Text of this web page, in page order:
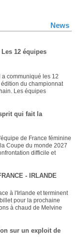
News
12 équipes
communiqué les 12
du championnat
Les équipes
qui fait la
de France féminine
Coupe du monde 2027
difficile et
- IRLANDE
à l'Irlande et terminent
pour la prochaine
à chaud de Melvine
sur un exploit de